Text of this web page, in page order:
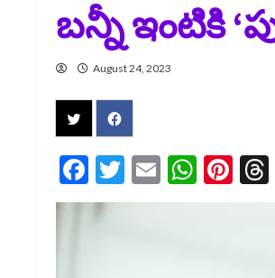
బన్నీ ఇంటికి
August 24, 2023
Facebook
Twitter
Email